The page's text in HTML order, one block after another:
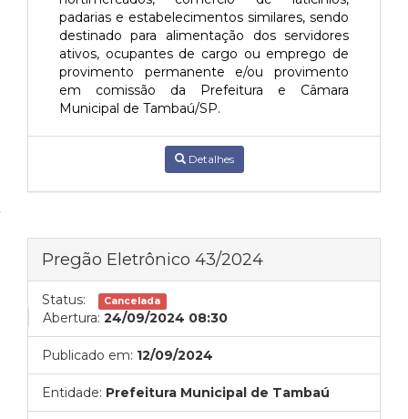
padarias e estabelecimentos similares, sendo
destinado para alimentação dos servidores
ativos, ocupantes de cargo ou emprego de
provimento permanente e/ou provimento
em comissão da Prefeitura e Câmara
Municipal de Tambaú/SP.
Detalhes
Pregão Eletrônico 43/2024
Status: Cancelada
Abertura: 24/09/2024 08:30
Publicado em: 12/09/2024
Entidade: Prefeitura Municipal de Tambaú